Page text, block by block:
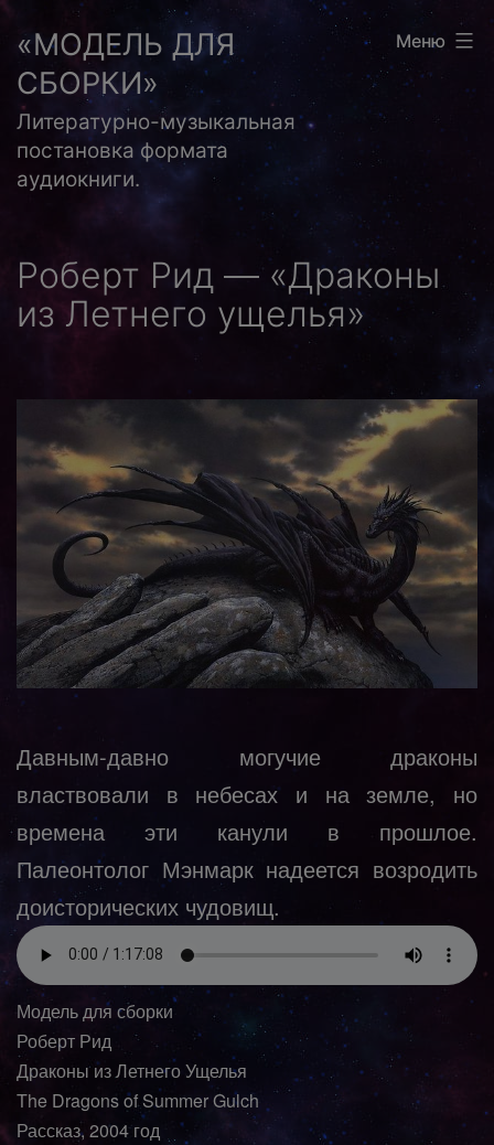
Перейти
содержимому
«МОДЕЛЬ ДЛЯ
СБОРКИ»
Литературно-музыкальная
постановка формата
аудиокниги.
Меню
Роберт Рид — «Драконы
из Летнего ущелья»
Давным-давно могучие драконы
властвовали в небесах и на земле, но
времена эти канули в прошлое.
Палеонтолог Мэнмарк надеется возродить
доисторических чудовищ.
Модель для сборки
Роберт Рид
Драконы из Летнего Ущелья
The Dragons of Summer Gulch
Рассказ, 2004 год